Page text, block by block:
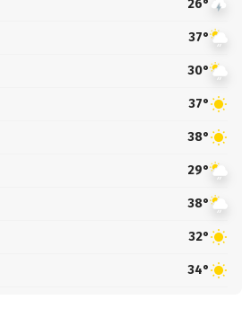
26°
37°
30°
37°
38°
29°
38°
32°
34°